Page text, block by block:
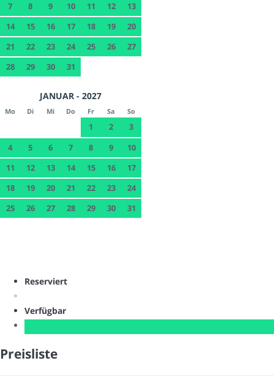
7
8 9 10 11 12
13
14
15 16 17 18 19
20
21
22 23 24 25 26
27
28
29 30 31
JANUAR - 2027
Mo Di Mi Do Fr Sa So
1 2
3
4
5 6 7 8 9
10
11
12 13 14 15 16
17
18
19 20 21 22 23
24
25
26 27 28 29 30 31
Reserviert
Verfügbar
Preisliste